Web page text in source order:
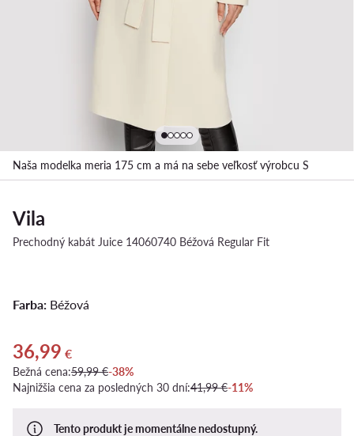
Naša modelka meria 175 cm a má na sebe veľkosť výrobcu S
Vila
Prechodný kabát Juice 14060740 Béžová Regular Fit
Farba: Béžová
Aktuálna cena 36,99 €
36,99 €
Bežná cena:59,99 €-38%
Najnižšia cena za posledných 30 dní:41,99 €-11%
Tento produkt je momentálne nedostupný.